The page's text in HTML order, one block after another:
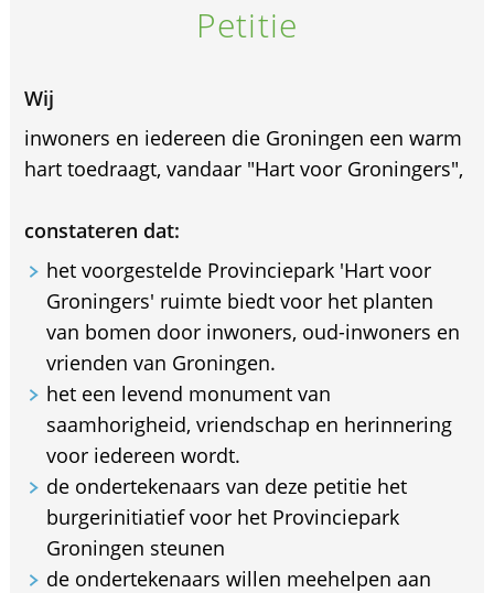
Petitie
Wij
inwoners en iedereen die Groningen een warm
hart toedraagt, vandaar "Hart voor Groningers",
constateren dat:
het voorgestelde Provinciepark 'Hart voor
Groningers' ruimte biedt voor het planten
van bomen door inwoners, oud-inwoners en
vrienden van Groningen.
het een levend monument van
saamhorigheid, vriendschap en herinnering
voor iedereen wordt.
de ondertekenaars van deze petitie het
burgerinitiatief voor het Provinciepark
Groningen steunen
de ondertekenaars willen meehelpen aan